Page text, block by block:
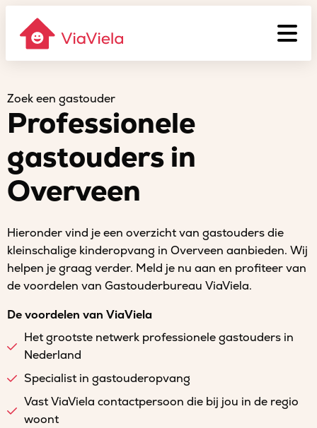
Zoek een gastouder
Professionele
gastouders in
Overveen
Hieronder vind je een overzicht van gastouders die
kleinschalige kinderopvang in Overveen aanbieden. Wij
helpen je graag verder. Meld je nu aan en profiteer van
de voordelen van Gastouderbureau ViaViela.
De voordelen van ViaViela
Het grootste netwerk professionele gastouders in
Nederland
Specialist in gastouderopvang
Vast ViaViela contactpersoon die bij jou in de regio
woont